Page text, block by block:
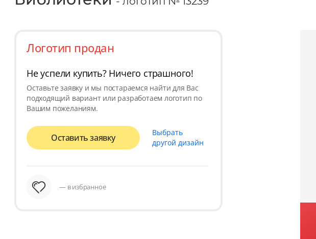
Логотип продан
Не успели купить? Ничего страшного!
Оставьте заявку и мы постараемся найти для Вас
подходящий вариант или разработаем логотип по
Вашим пожеланиям.
Оставить заявку
Выбрать
другой дизайн
— в избранное